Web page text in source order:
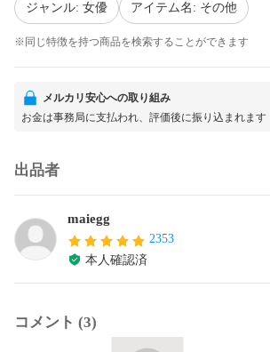
ジャンル: 女優 アイテム名: その他
※同じ特徴を持つ商品を検索することができます
メルカリ安心への取り組み
お金は事務局に支払われ、評価後に振り込まれます
出品者
maiegg
2353
本人確認済
コメント (3)